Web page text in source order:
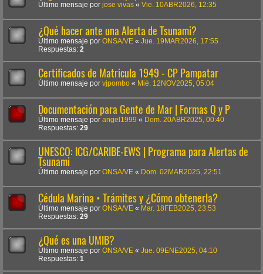
Último mensaje por jose vivas « Vie. 10ABR2026, 12:35
¿Qué hacer ante una Alerta de Tsunami?
Último mensaje por ONSA/VE « Jue. 19MAR2026, 17:55
Respuestas: 2
Certificados de Matricula 1949 - CP Pampatar
Último mensaje por vjpombo « Mié. 12NOV2025, 05:04
Documentación para Gente de Mar | Formas Q y P
Último mensaje por angel1999 « Dom. 20ABR2025, 00:40
Respuestas: 29
UNESCO: ICG/CARIBE-EWS | Programa para Alertas de
Tsunami
Último mensaje por ONSA/VE « Dom. 02MAR2025, 22:51
Cédula Marina • Trámites y ¿Cómo obtenerla?
Último mensaje por ONSA/VE « Mar. 18FEB2025, 23:53
Respuestas: 29
¿Qué es una UMIB?
Último mensaje por ONSA/VE « Jue. 09ENE2025, 04:10
Respuestas: 1